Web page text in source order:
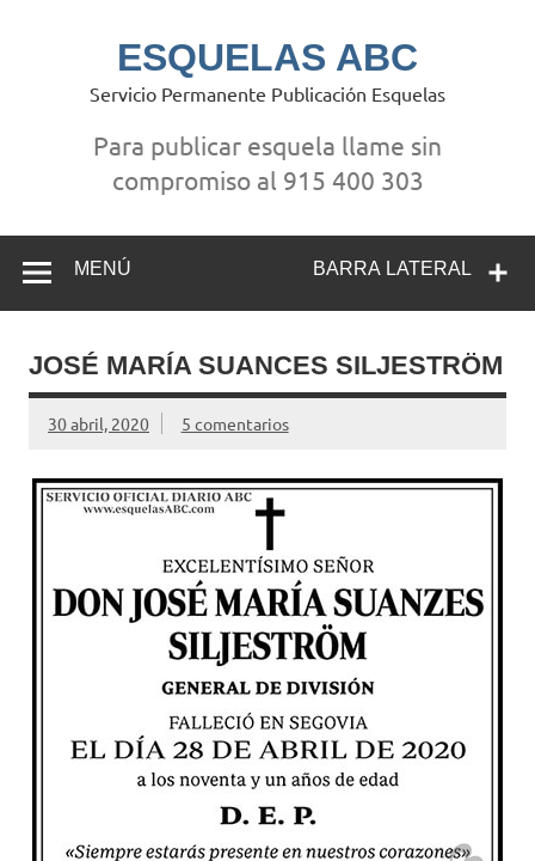
ESQUELAS ABC
Servicio Permanente Publicación Esquelas
Para publicar esquela llame sin
compromiso al 915 400 303
BARRA LATERAL
MENÚ
JOSÉ MARÍA SUANCES SILJESTRÖM
30 abril, 2020 5 comentarios